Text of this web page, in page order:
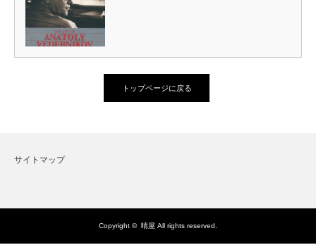
トップページに戻る
サイトマップ
Copyright © 晴屋 All rights reserved.